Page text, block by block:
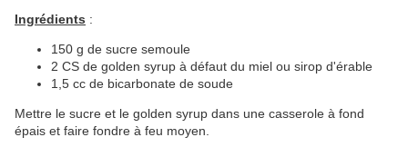
Ingrédients :
150 g de sucre semoule
2 CS de golden syrup à défaut du miel ou sirop d'érable
1,5 cc de bicarbonate de soude
Mettre le sucre et le golden syrup dans une casserole à fond
épais et faire fondre à feu moyen.